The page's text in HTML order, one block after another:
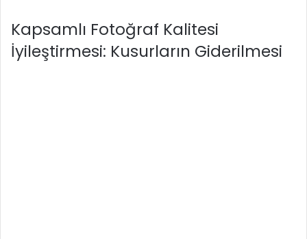
Kapsamlı Fotoğraf Kalitesi
İyileştirmesi: Kusurların Giderilmesi